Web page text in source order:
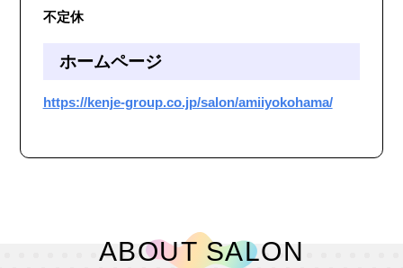
不定休
ホームページ
https://kenje-group.co.jp/salon/amiiyokohama/
ABOUT SALON